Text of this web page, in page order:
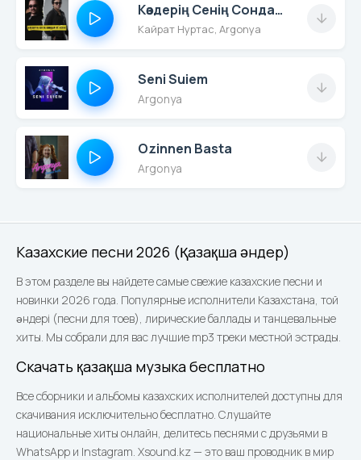
Казахские песни 2026 (Қазақша әндер)
В этом разделе вы найдете самые свежие казахские песни и
новинки 2026 года. Популярные исполнители Казахстана, той
әндері (песни для тоев), лирические баллады и танцевальные
хиты. Мы собрали для вас лучшие mp3 треки местной эстрады.
Скачать қазақша музыка бесплатно
Все сборники и альбомы казахских исполнителей доступны для
скачивания исключительно бесплатно. Слушайте
национальные хиты онлайн, делитесь песнями с друзьями в
WhatsApp и Instagram. Xsound.kz — это ваш проводник в мир
Көздерің Сенің Сондай Әп Әдемі
Кайрат Нуртас, Argonya
Seni Suiem
Argonya
Ozinnen Basta
Argonya